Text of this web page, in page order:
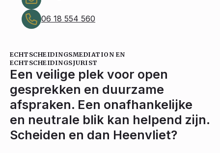
06 18 554 560
ECHTSCHEIDINGSMEDIATION EN
ECHTSCHEIDINGSJURIST
Een veilige plek voor open
gesprekken en duurzame
afspraken. Een onafhankelijke
en neutrale blik kan helpend zijn.
Scheiden en dan Heenvliet?